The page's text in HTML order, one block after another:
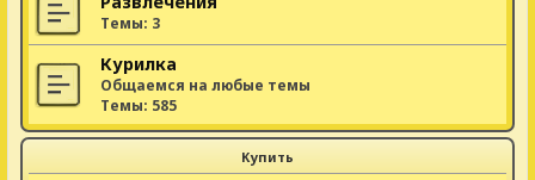
Темы: 3
Курилка
Общаемся на любые темы
Темы: 585
Купить